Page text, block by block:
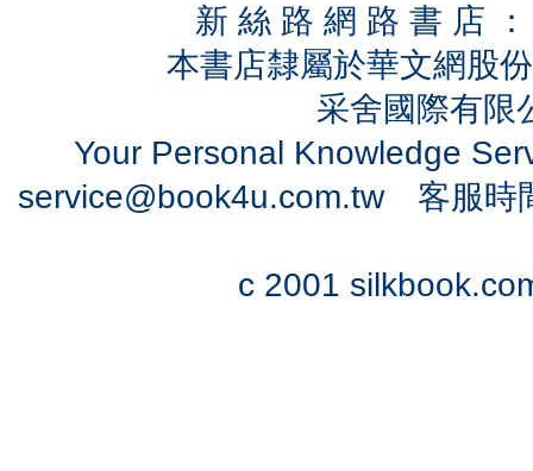
新 絲 路 網 路 書 店
本書店隸屬於華文網股
采舍國際有
Your Personal Knowledge
service@book4u.com.tw客服時
c 2001